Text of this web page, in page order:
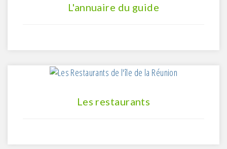
L'annuaire du guide
Les restaurants